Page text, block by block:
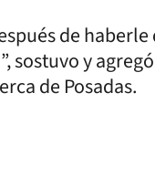
de
sostuvo y
de Posadas.